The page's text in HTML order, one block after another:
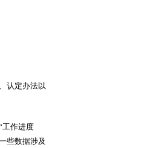
认定办法以
工作进度
些数据涉及